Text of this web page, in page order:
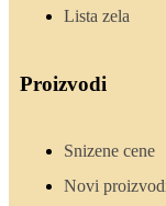
Lista zela
Proizvodi
Snizene cene
Novi